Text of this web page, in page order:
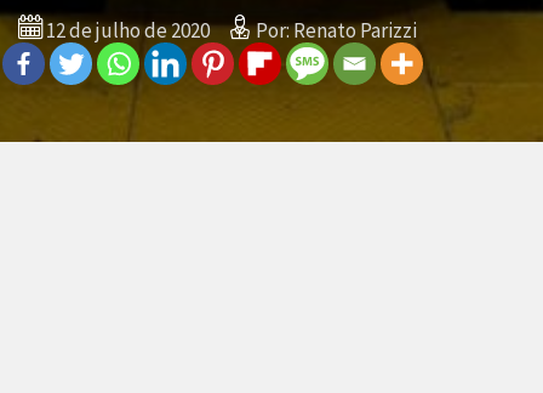
12 de julho de 2020 Por: Renato Parizzi